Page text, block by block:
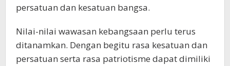
persatuan dan kesatuan bangsa.
Nilai-nilai wawasan kebangsaan perlu terus
ditanamkan. Dengan begitu rasa kesatuan dan
persatuan serta rasa patriotisme dapat dimiliki